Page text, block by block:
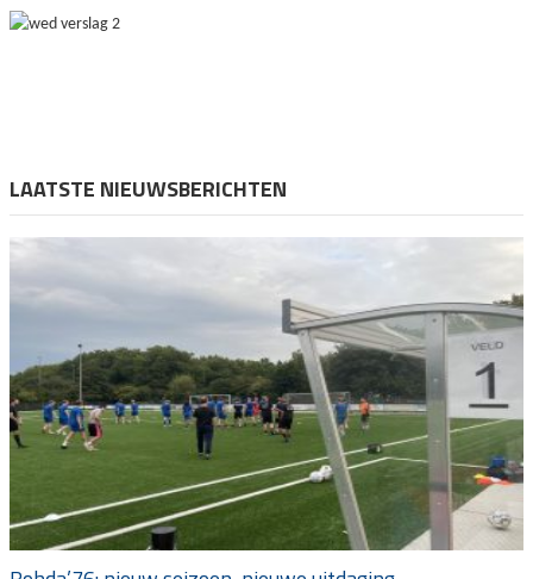
LAATSTE NIEUWSBERICHTEN